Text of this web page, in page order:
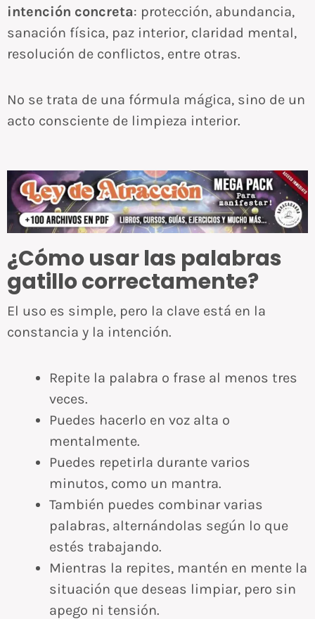
intención concreta: protección, abundancia,
sanación física, paz interior, claridad mental,
resolución de conflictos, entre otras.
No se trata de una fórmula mágica, sino de un
acto consciente de limpieza interior.
¿Cómo usar las palabras
gatillo correctamente?
El uso es simple, pero la clave está en la
constancia y la intención.
Repite la palabra o frase al menos tres
veces.
Puedes hacerlo en voz alta o
mentalmente.
Puedes repetirla durante varios
minutos, como un mantra.
También puedes combinar varias
palabras, alternándolas según lo que
estés trabajando.
Mientras la repites, mantén en mente la
situación que deseas limpiar, pero sin
apego ni tensión.